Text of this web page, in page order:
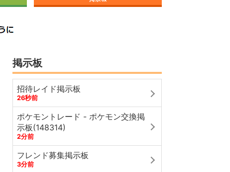
掲示板
招待レイド掲示板
26秒前
ポケモントレード - ポケモン交換掲
示板(148314)
2分前
フレンド募集掲示板
3分前